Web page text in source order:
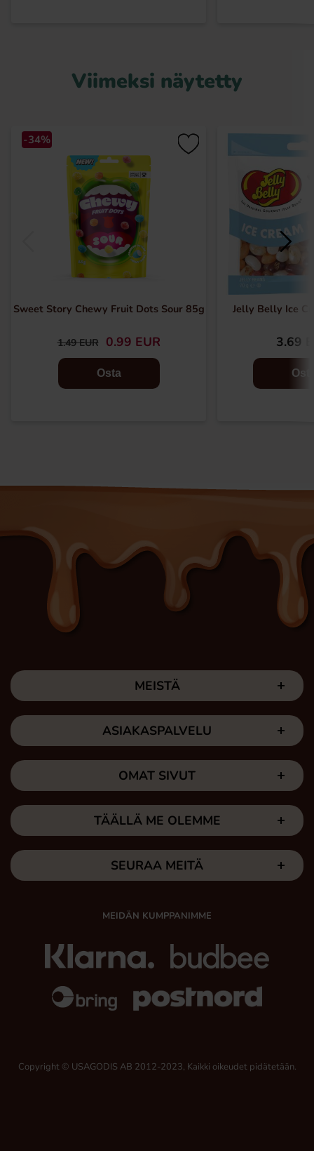
Viimeksi näytetty
-34%
Sweet Story Chewy Fruit Dots Sour 85g
1.49 EUR 0.99 EUR
Osta
Jelly Belly Ice
3.69
MEISTÄ
ASIAKASPALVELU
OMAT SIVUT
TÄÄLLÄ ME OLEMME
SEURAA MEITÄ
MEIDÄN KUMPPANIMME
Copyright © USAGODIS AB 2012-2023, Kaikki oikeudet pidätetään.